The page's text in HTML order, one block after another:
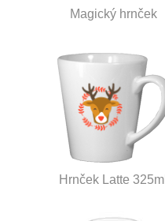
Magický hrnček
Hrnček Latte 325ml